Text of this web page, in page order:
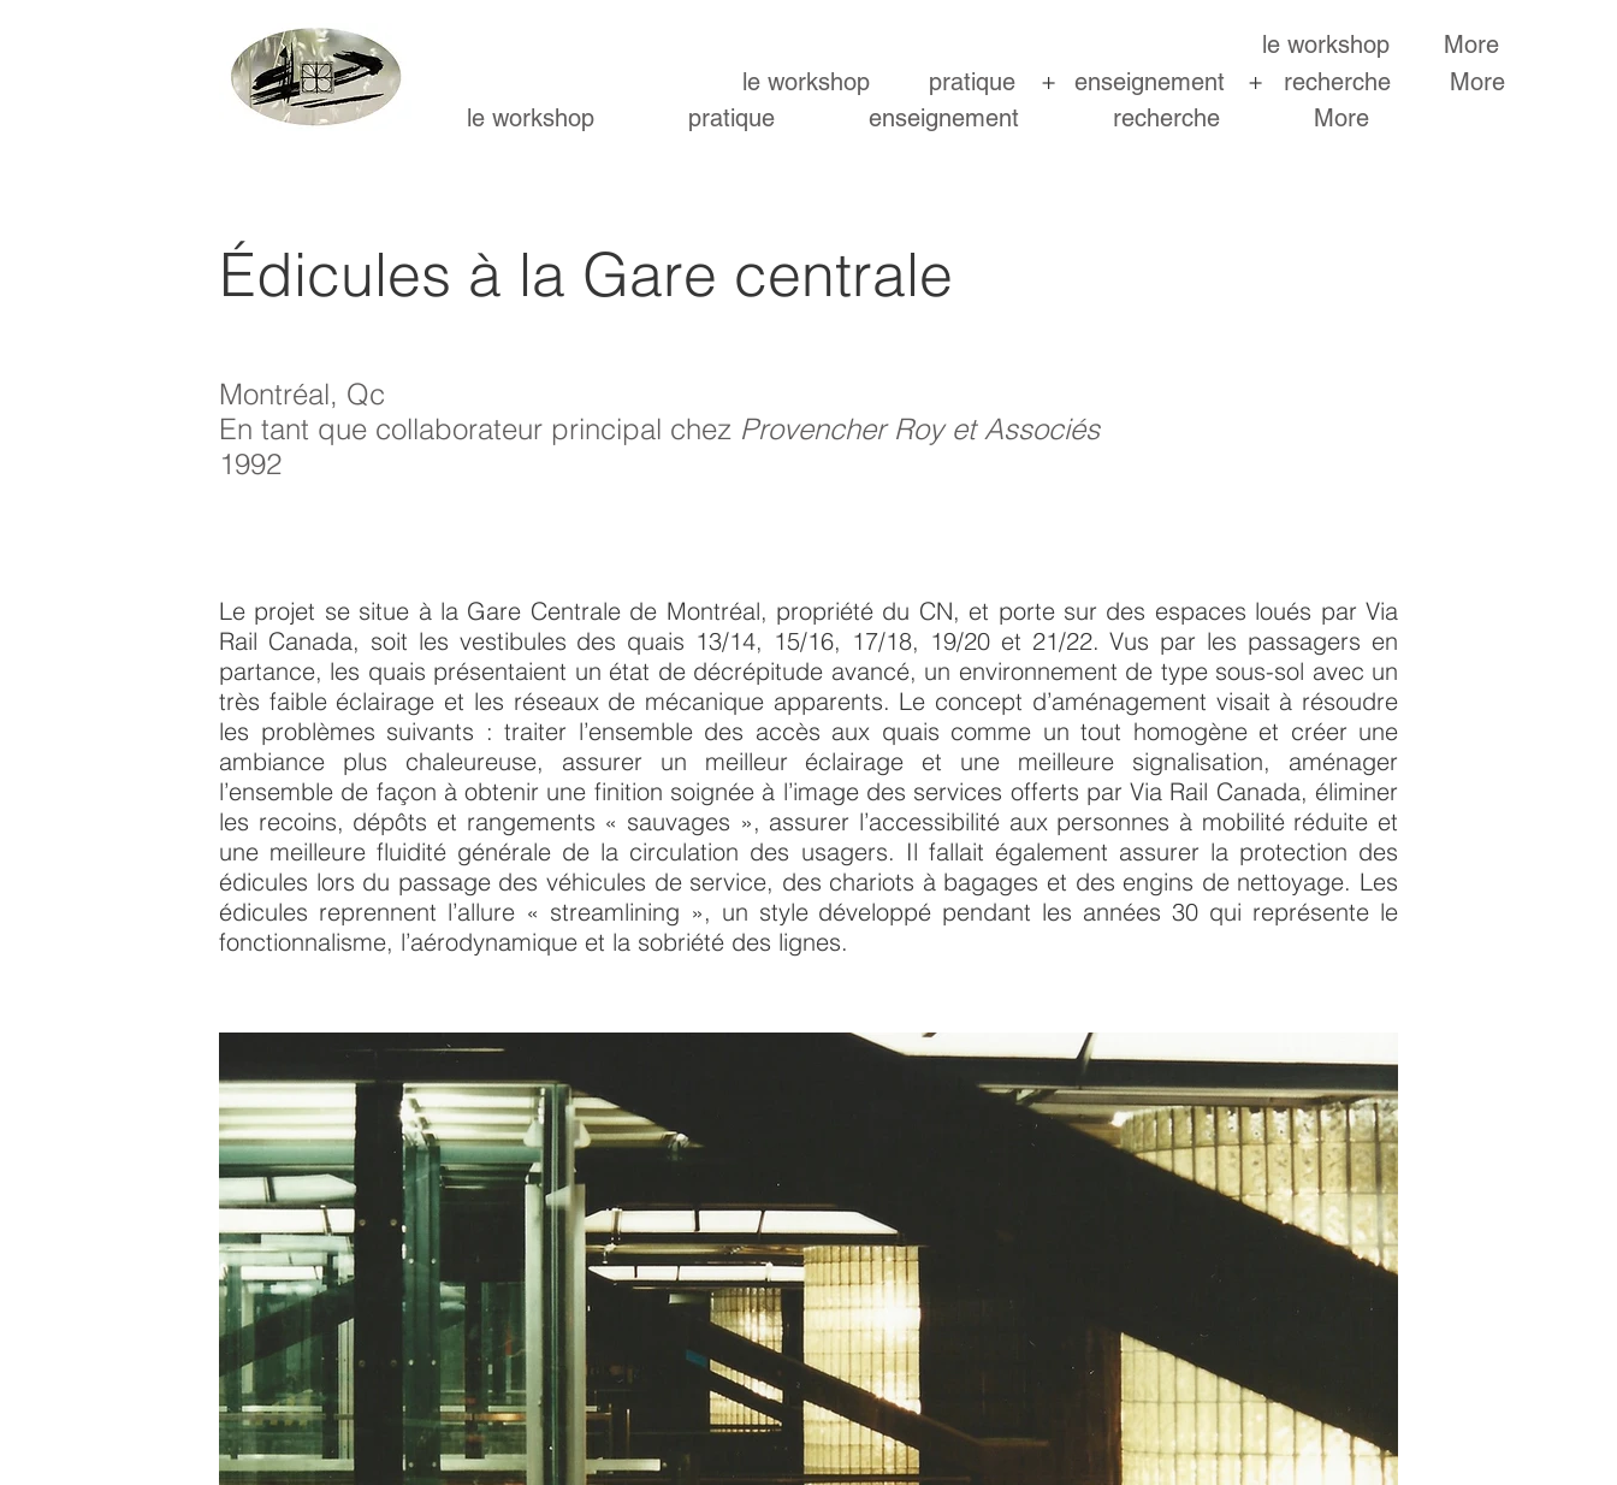
le workshop pratique enseignement recherche More
le workshop More
le workshop pratique enseignement recherche More
+ +
Édicules à la Gare centrale
Montréal, Qc
En tant que collaborateur principal chez Provencher Roy et Associés
1992
Le projet se situe à la Gare Centrale de Montréal, propriété du CN, et porte sur des espaces loués par Via
Rail Canada, soit les vestibules des quais 13/14, 15/16, 17/18, 19/20 et 21/22. Vus par les passagers en
partance, les quais présentaient un état de décrépitude avancé, un environnement de type sous-sol avec un
très faible éclairage et les réseaux de mécanique apparents. Le concept d’aménagement visait à résoudre
les problèmes suivants : traiter l’ensemble des accès aux quais comme un tout homogène et créer une
ambiance plus chaleureuse, assurer un meilleur éclairage et une meilleure signalisation, aménager
l’ensemble de façon à obtenir une finition soignée à l’image des services offerts par Via Rail Canada, éliminer
les recoins, dépôts et rangements « sauvages », assurer l’accessibilité aux personnes à mobilité réduite et
une meilleure fluidité générale de la circulation des usagers. Il fallait également assurer la protection des
édicules lors du passage des véhicules de service, des chariots à bagages et des engins de nettoyage. Les
édicules reprennent l’allure « streamlining », un style développé pendant les années 30 qui représente le
fonctionnalisme, l’aérodynamique et la sobriété des lignes.